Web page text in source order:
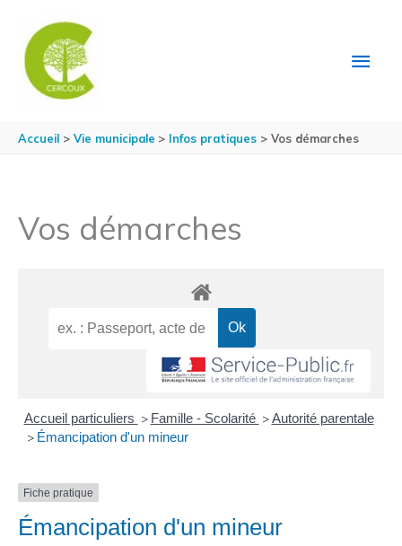
Accueil Vie municipale Infos pratiques Vos démarches
Vos démarches
Accueil particuliers > Famille - Scolarité > Autorité parentale
> Émancipation d'un mineur
Fiche pratique
Émancipation d'un mineur